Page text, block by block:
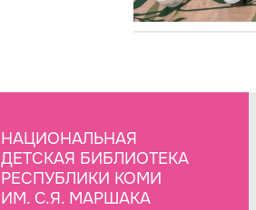
НАЦИОНАЛЬНАЯ
ДЕТСКАЯ БИБЛИОТЕКА
РЕСПУБЛИКИ КОМИ
ИМ. С.Я. МАРШАКА